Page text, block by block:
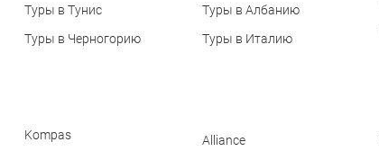
Туры в Тунис
Туры в Черногорию
Туры в Албанию
Туры в Италию
Kompas
Alliance